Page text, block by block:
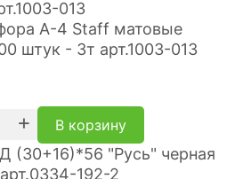
A-4 Staff матовые
штук - 3т арт.1003-013
+ В корзину